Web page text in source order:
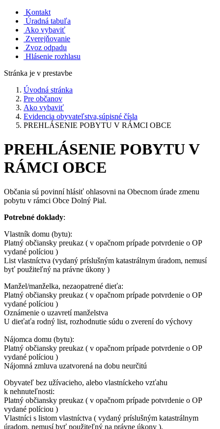
Kontakt
Úradná tabuľa
Ako vybaviť
Zverejňovanie
Zvoz odpadu
Hlásenie rozhlasu
Stránka je v prestavbe
Úvodná stránka
Pre občanov
Ako vybaviť
Evidencia obyvateľstva,súpisné čísla
PREHLÁSENIE POBYTU V RÁMCI OBCE
PREHLÁSENIE POBYTU V
RÁMCI OBCE
Občania sú povinní hlásiť ohlasovni na Obecnom úrade zmenu
pobytu v rámci Obce Dolný Pial.
Potrebné doklady:
Vlastník domu (bytu):
Platný občiansky preukaz ( v opačnom prípade potvrdenie o OP
vydané políciou )
List vlastníctva (vydaný príslušným katastrálnym úradom, nemusí
byť použiteľný na právne úkony )
Manžel/manželka, nezaopatrené dieťa:
Platný občiansky preukaz ( v opačnom prípade potvrdenie o OP
vydané políciou )
Oznámenie o uzavretí manželstva
U dieťaťa rodný list, rozhodnutie súdu o zverení do výchovy
Nájomca domu (bytu):
Platný občiansky preukaz ( v opačnom prípade potvrdenie o OP
vydané políciou )
Nájomná zmluva uzatvorená na dobu neurčitú
Obyvateľ bez užívacieho, alebo vlastníckeho vzťahu
k nehnuteľnosti:
Platný občiansky preukaz ( v opačnom prípade potvrdenie o OP
vydané políciou )
Vlastníci s listom vlastníctva ( vydaný príslušným katastrálnym
úradom, nemusí byť použiteľný na právne úkony ).